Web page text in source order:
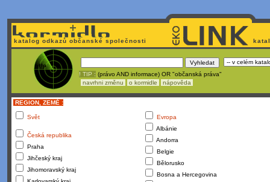
katalog odkazů občanské společnosti
! TIP : (právo AND informace) OR "občanská práva"
navrhni změnu
o kormidle nápověda
REGION, ZEMĚ :
Svět
Česká republika
Praha
Jihčeský kraj
Jihomoravský kraj
Evropa
Albánie
Andorra
Belgie
Bělorusko
Bosna a Hercegovina